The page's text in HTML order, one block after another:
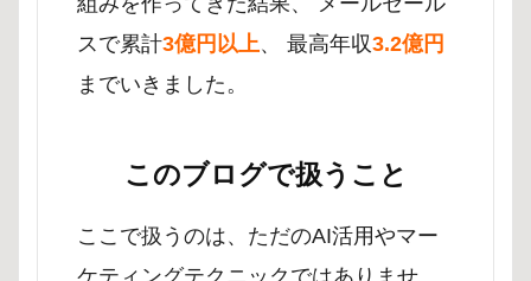
スで累計3億円以上、 最高年収3.2億円
までいきました。
このブログで扱うこと
ここで扱うのは、ただのAI活用やマー
ケティングテクニックではありませ